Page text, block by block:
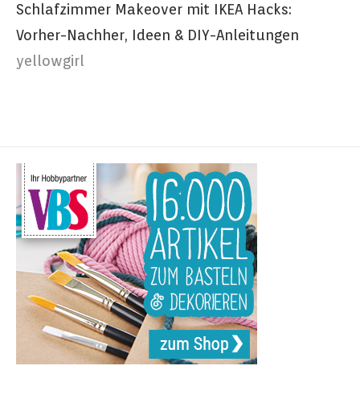
Schlafzimmer Makeover mit IKEA Hacks:
Vorher-Nachher, Ideen & DIY-Anleitungen
yellowgirl